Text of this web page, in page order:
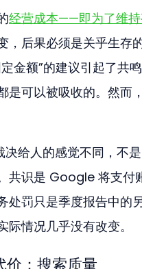
经营成本——即为了维
，后果必须是关乎生存
金额”的建议引起了共
是可以被吸收的。然而
决给人的感觉不同，不
共识是 Google 将支付
处罚只是季度报告中的
情况几乎没有改变。
：搜索质量